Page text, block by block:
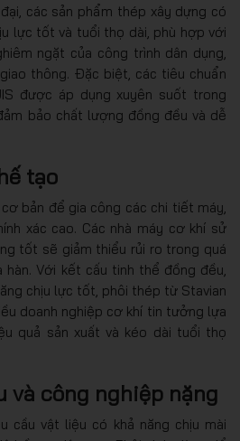
các sản phẩm thép xây dựng có
lực tốt và tuổi thọ dài, phù hợp với
ngặt của công trình dân dụng,
thông. Đặc biệt, các tiêu chuẩn
được áp dụng xuyên suốt trong
bảo chất lượng đồng đều và dễ
tạo
bản để gia công các chi tiết máy,
xác cao. Các nhà máy cơ khí sử
tốt sẽ giảm thiểu rủi ro trong quá
hàn. Với kết cấu tinh thể đồng đều,
chịu lực tốt, phôi thép từ Stavian
doanh nghiệp cơ khí tin tưởng lựa
quả sản xuất và kéo dài tuổi thọ
và công nghiệp nặng
cầu vật liệu có khả năng chịu mài